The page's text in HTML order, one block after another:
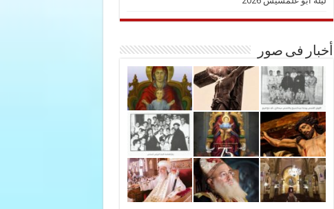
أخبار فى صور